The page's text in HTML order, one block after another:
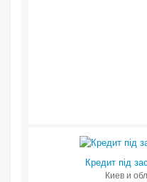
Кредит під
Киев и